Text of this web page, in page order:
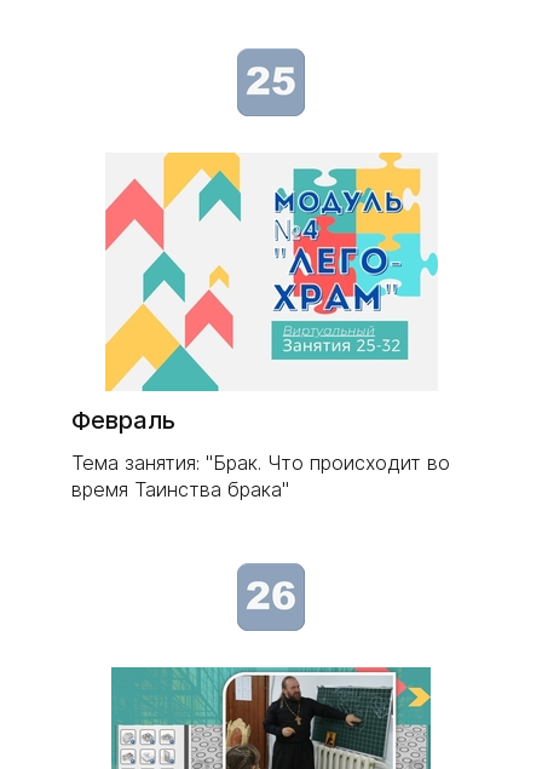
Февраль
Тема занятия: "Брак. Что происходит во
время Таинства брака"